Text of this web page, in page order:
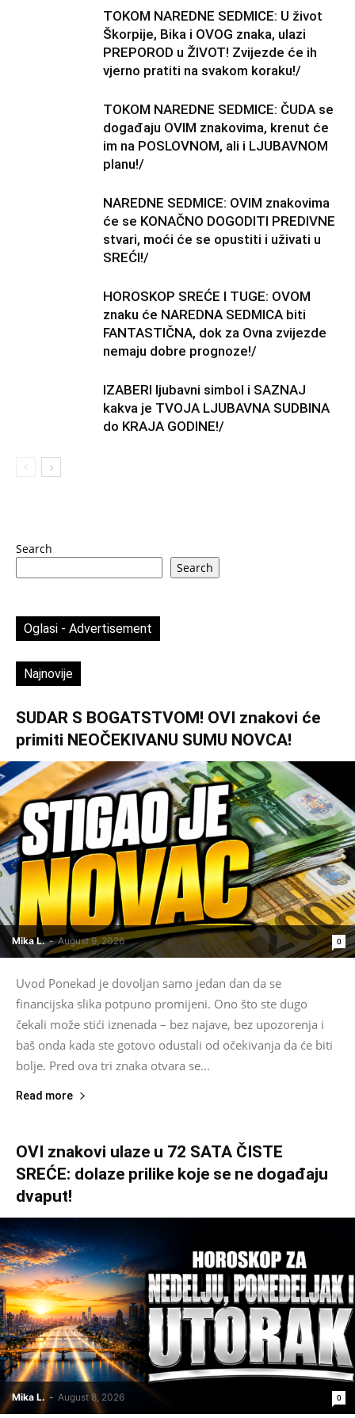
TOKOM NAREDNE SEDMICE: U život
Škorpije, Bika i OVOG znaka, ulazi
PREPOROD u ŽIVOT! Zvijezde će ih
vjerno pratiti na svakom koraku!/
TOKOM NAREDNE SEDMICE: ČUDA se
događaju OVIM znakovima, krenut će
im na POSLOVNOM, ali i LJUBAVNOM
planu!/
NAREDNE SEDMICE: OVIM znakovima
će se KONAČNO DOGODITI PREDIVNE
stvari, moći će se opustiti i uživati u
SREĆI!/
HOROSKOP SREĆE I TUGE: OVOM
znaku će NAREDNA SEDMICA biti
FANTASTIČNA, dok za Ovna zvijezde
nemaju dobre prognoze!/
IZABERI ljubavni simbol i SAZNAJ
kakva je TVOJA LJUBAVNA SUDBINA
do KRAJA GODINE!/
Search
Search
Oglasi - Advertisement
Najnovije
SUDAR S BOGATSTVOM! OVI znakovi će
primiti NEOČEKIVANU SUMU NOVCA!
Mika L. - August 9, 2026 0
Uvod Ponekad je dovoljan samo jedan dan da se
financijska slika potpuno promijeni. Ono što ste dugo
čekali može stići iznenada – bez najave, bez upozorenja i
baš onda kada ste gotovo odustali od očekivanja da će biti
bolje. Pred ova tri znaka otvara se...
Read more
OVI znakovi ulaze u 72 SATA ČISTE
SREĆE: dolaze prilike koje se ne događaju
dvaput!
Mika L. - August 8, 2026 0